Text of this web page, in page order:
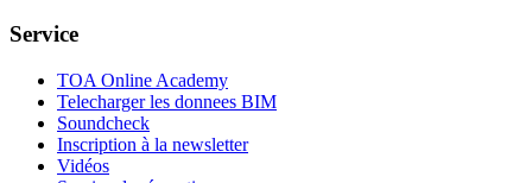
Service
TOA Online Academy
Telecharger les donnees BIM
Soundcheck
Inscription à la newsletter
Vidéos